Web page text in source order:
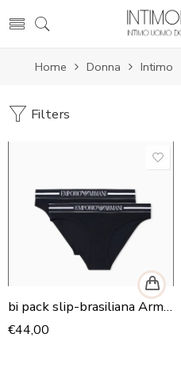
Home Donna Intimo
Filters
bi pack slip-brasiliana Armani
€44,00